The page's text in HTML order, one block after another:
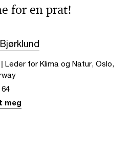
for en prat!
Leder for Klima og Natur, Oslo,
meg